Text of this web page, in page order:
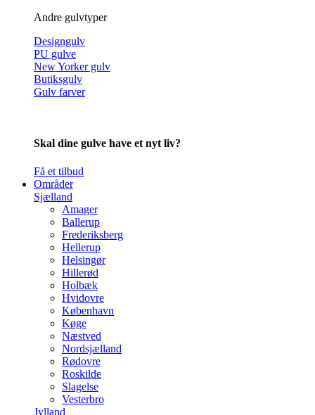
Andre gulvtyper
Designgulv
PU gulve
New Yorker gulv
Butiksgulv
Gulv farver
Skal dine gulve have et nyt liv?
Få et tilbud
Områder
Sjælland
Amager
Ballerup
Frederiksberg
Hellerup
Helsingør
Hillerød
Holbæk
Hvidovre
København
Køge
Næstved
Nordsjælland
Rødovre
Roskilde
Slagelse
Vesterbro
Jylland